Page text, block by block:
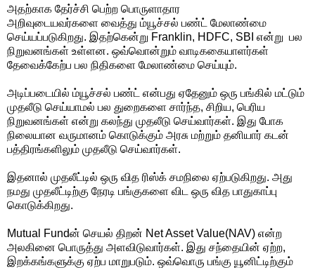
அதற்காக தேர்ச்சி பெற்ற பொருளாதார
அறிவுடையவர்களை வைத்து ம்யூச்சல் பண்ட் மேலாண்மை
செய்யப்படுகிறது. இதற்கென்று Franklin, HDFC, SBI என்று பல
நிறுவனங்கள் உள்ளன. ஒவ்வொன்றும் வாடிககையாளர்கள்
தேவைக்கேற்ப பல நிதிகளை மேலாண்மை செய்யும்.
அடிப்படையில் ம்யூச்சல் பண்ட் என்பது ஏதேனும் ஒரு பங்கில் மட்டும்
முதலீடு செய்யாமல் பல துறைகளை சார்ந்த, சிறிய, பெரிய
நிறுவனங்கள் என்று கலந்து முதலீடு செய்வார்கள். இது போக
நிலையான வருமானம் கொடுக்கும் அரசு மற்றும் தனியார் கடன்
பத்திரங்களிலும் முதலீடு செய்வார்கள்.
இதனால் முதலீட்டில் ஒரு வித ரிஸ்க் சமநிலை ஏற்படுகிறது. அது
நமது முதலீட்டிற்கு நேரடி பங்குகளை விட ஒரு வித பாதுகாப்பு
கொடுக்கிறது.
Mutual Fundன் செயல் திறன் Net Asset Value(NAV) என்ற
அலகினை பொருத்து அளவிடுவார்கள். இது சந்தையின் ஏற்ற,
இறக்கங்களுக்கு ஏற்ப மாறுபடும். ஒவ்வொரு பங்கு யூனிட்டிற்கும்